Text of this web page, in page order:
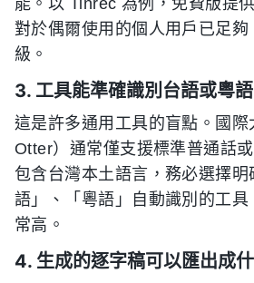
對於偶爾使用的個人用戶已足
級。
3. 工具能準確識別台語或粵
這是許多通用工具的盲點。國際
Otter）通常僅支援標準普通話
包含台灣本土語言，務必選擇明
語」、「粵語」自動識別的工
常高。
4. 生成的逐字稿可以匯出成